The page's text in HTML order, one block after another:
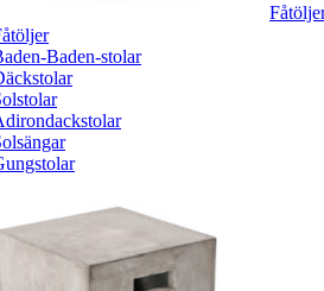
Baden-stolar